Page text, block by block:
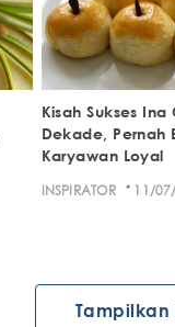
Kisah Sukses Ina
Dekade, Pernah
Karyawan Loyal
INSPIRATOR · 11/
Tampilkan